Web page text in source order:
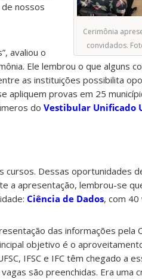
Cerimônia
convidados.
nossos
avaliou o
Ele lembrou o que alguns
as instituições possibilita
apliquem provas em 25
do Vestibular Unificado
Dessas oportunidades
a apresentação, lembrou-se
Ciência de Dados, com
das informações pela
objetivo é o
IFSC e IFC têm chegado a
são preenchidas. Era uma